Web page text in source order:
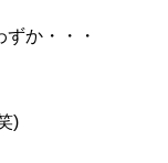
か・・・
)